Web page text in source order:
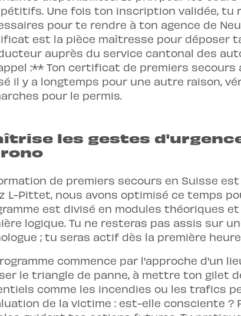
Une fois ton inscription validée, tu
pour te rendre à ton agence de
est la pièce maîtresse pour déposer
auprès du service cantonal des
:** Ton certificat de premiers secours
il y a longtemps pour une autre raison,
pour le permis.
les gestes
de premiers secours en Suisse
L-Pittet, nous avons optimisé ce temps
est divisé en modules théoriques
logique. Tu ne resteras pas assis sur
; tu seras actif dès la première
commence par l'approche d'un
le triangle de panne, à mettre ton gilet
comme les incendies ou les trafics
de la victime : est-elle consciente ?